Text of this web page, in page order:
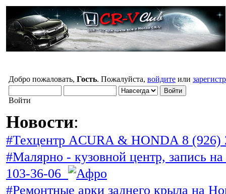
Добро пожаловать, Гость. Пожалуйста, войдите или
Войти
Новости:
#Техцентр ACURA & HONDA 8 (926)
#Малярно - кузовной центр, запись
103-36-06
#Ремонтные арки заднего крыла на